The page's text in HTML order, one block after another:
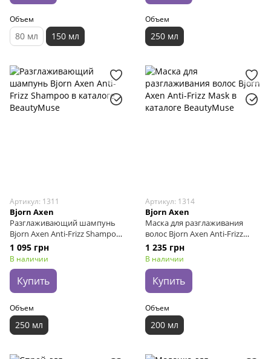
Объем
80 мл 150 мл
Объем
250 мл
Артикул: 1311
Bjorn Axen
Разглаживающий шампунь
Bjorn Axen Anti-Frizz Shampoo,
250 мл
1 095 грн
В наличии
Купить
Объем
250 мл
Артикул: 1314
Bjorn Axen
Маска для разглаживания
волос Bjorn Axen Anti-Frizz
Mask, 200 мл
1 235 грн
В наличии
Купить
Объем
200 мл